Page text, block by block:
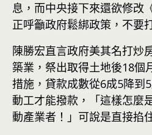
息，而中央接下來還欲修改
正呼籲政府鬆綁政策，不要
陳勝宏直言政府美其名打炒
築業，祭出取得土地後18個
措施，貸款成數從6成5降到
動工才能撥款，「這樣怎麼
動產業者！」可說是直接掐